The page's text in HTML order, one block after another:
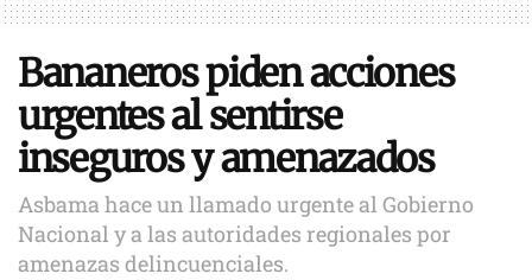
Bananeros piden acciones
urgentes al sentirse
inseguros y amenazados
Asbama hace un llamado urgente al Gobierno
Nacional y a las autoridades regionales por
amenazas delincuenciales.